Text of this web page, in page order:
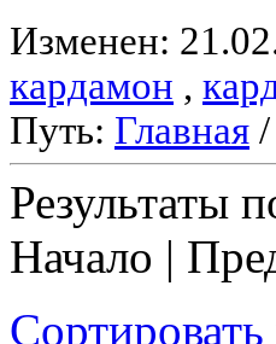
Изменен:
кардамон ,
Путь: Главная /
Результаты
Начало |